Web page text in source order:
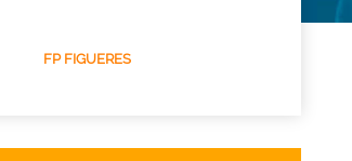
FP FIGUERES